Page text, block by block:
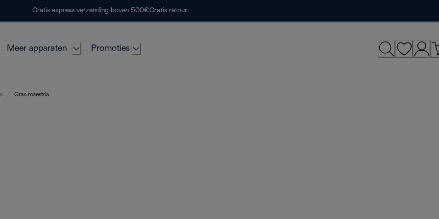
Gratis express verzending boven 500€Gratis retour
Meer apparaten Promoties
Gran maestria